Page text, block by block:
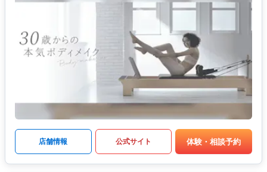
店舗情報 公式サイト 体験・相談予約